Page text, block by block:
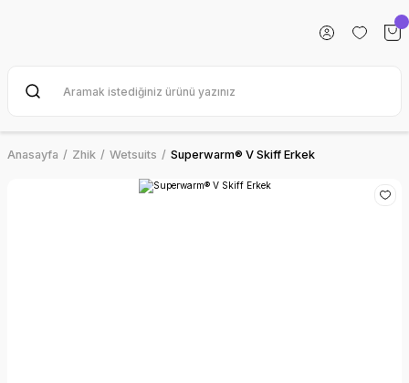
Anasayfa Zhik Wetsuits Superwarm® V Skiff Erkek